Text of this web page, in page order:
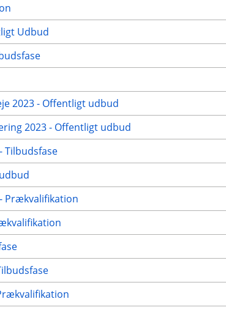
Udbud
2023 - Offentligt udbud
2023 - Offentligt udbud
Tilbudsfase
Prækvalifikation